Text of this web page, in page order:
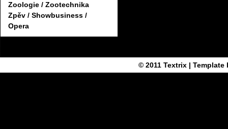
Zoologie / Zootechnika
Zpěv / Showbusiness /
Opera
© 2011 Textrix| Template